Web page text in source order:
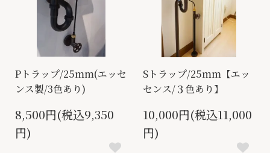
Pトラップ/25mm(エッセ
ンス製/3色あり)
8,500円(税込9,350
円)
Sトラップ/25mm【エッ
センス/３色あり】
10,000円(税込11,000
円)